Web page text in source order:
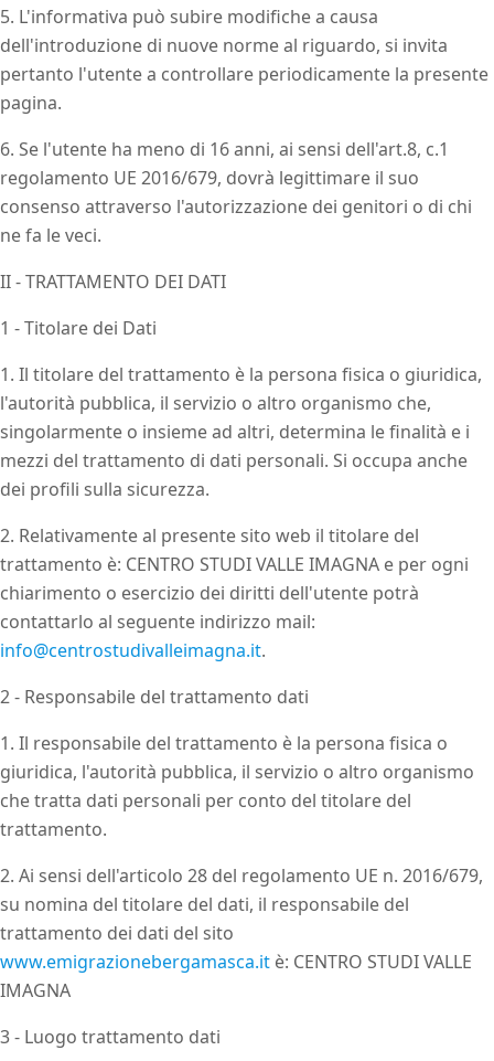
5. L'informativa può subire modifiche a causa
dell'introduzione di nuove norme al riguardo, si invita
pertanto l'utente a controllare periodicamente la presente
pagina.
6. Se l'utente ha meno di 16 anni, ai sensi dell'art.8, c.1
regolamento UE 2016/679, dovrà legittimare il suo
consenso attraverso l'autorizzazione dei genitori o di chi
ne fa le veci.
II - TRATTAMENTO DEI DATI
1 - Titolare dei Dati
1. Il titolare del trattamento è la persona fisica o giuridica,
l'autorità pubblica, il servizio o altro organismo che,
singolarmente o insieme ad altri, determina le finalità e i
mezzi del trattamento di dati personali. Si occupa anche
dei profili sulla sicurezza.
2. Relativamente al presente sito web il titolare del
trattamento è: CENTRO STUDI VALLE IMAGNA e per ogni
chiarimento o esercizio dei diritti dell'utente potrà
contattarlo al seguente indirizzo mail:
info@centrostudivalleimagna.it.
2 - Responsabile del trattamento dati
1. Il responsabile del trattamento è la persona fisica o
giuridica, l'autorità pubblica, il servizio o altro organismo
che tratta dati personali per conto del titolare del
trattamento.
2. Ai sensi dell'articolo 28 del regolamento UE n. 2016/679,
su nomina del titolare del dati, il responsabile del
trattamento dei dati del sito
www.emigrazionebergamasca.it è: CENTRO STUDI VALLE
IMAGNA
3 - Luogo trattamento dati